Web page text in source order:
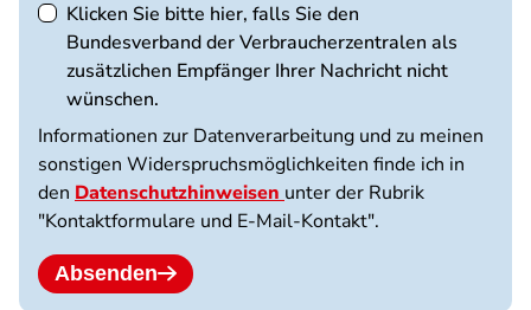
Klicken Sie bitte hier, falls Sie den
Bundesverband der Verbraucherzentralen als
zusätzlichen Empfänger Ihrer Nachricht nicht
wünschen.
Informationen zur Datenverarbeitung und zu meinen
sonstigen Widerspruchsmöglichkeiten finde ich in
den Datenschutzhinweisen unter der Rubrik
"Kontaktformulare und E-Mail-Kontakt".
Absenden